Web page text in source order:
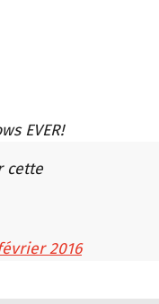
EVER!
cette
2016